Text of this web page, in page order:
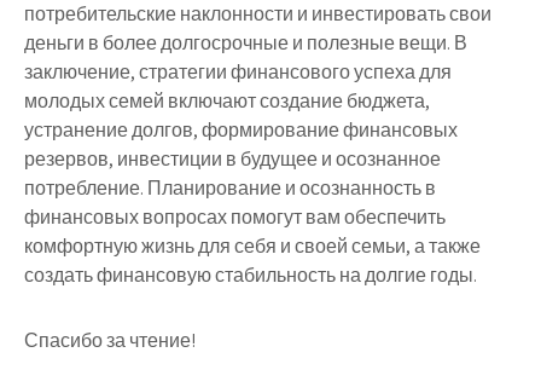
потребительские наклонности и инвестировать свои
деньги в более долгосрочные и полезные вещи. В
заключение, стратегии финансового успеха для
молодых семей включают создание бюджета,
устранение долгов, формирование финансовых
резервов, инвестиции в будущее и осознанное
потребление. Планирование и осознанность в
финансовых вопросах помогут вам обеспечить
комфортную жизнь для себя и своей семьи, а также
создать финансовую стабильность на долгие годы.
Спасибо за чтение!